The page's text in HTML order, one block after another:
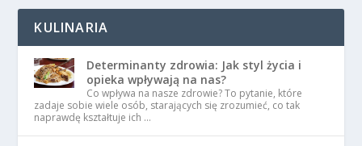
KULINARIA
Determinanty zdrowia: Jak styl życia i
opieka wpływają na nas?
Co wpływa na nasze zdrowie? To pytanie, które
zadaje sobie wiele osób, starających się zrozumieć, co tak
naprawdę kształtuje ich …